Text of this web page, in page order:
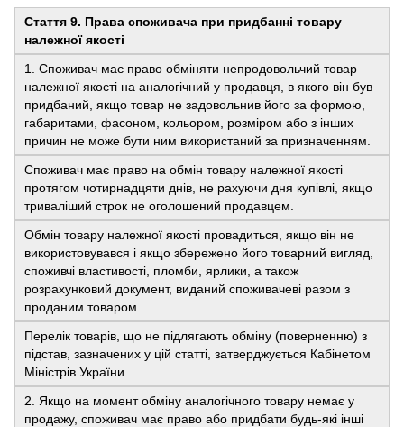
Стаття 9. Права споживача при придбанні товару
належної якості
1. Споживач має право обміняти непродовольчий товар
належної якості на аналогічний у продавця, в якого він був
придбаний, якщо товар не задовольнив його за формою,
габаритами, фасоном, кольором, розміром або з інших
причин не може бути ним використаний за призначенням.
Споживач має право на обмін товару належної якості
протягом чотирнадцяти днів, не рахуючи дня купівлі, якщо
триваліший строк не оголошений продавцем.
Обмін товару належної якості провадиться, якщо він не
використовувався і якщо збережено його товарний вигляд,
споживчі властивості, пломби, ярлики, а також
розрахунковий документ, виданий споживачеві разом з
проданим товаром.
Перелік товарів, що не підлягають обміну (поверненню) з
підстав, зазначених у цій статті, затверджується Кабінетом
Міністрів України.
2. Якщо на момент обміну аналогічного товару немає у
продажу, споживач має право або придбати будь-які інші